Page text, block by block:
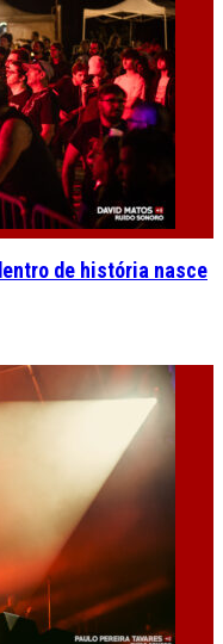
de história nasce